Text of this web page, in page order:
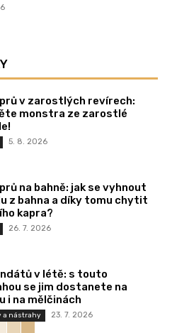
v zarostlých revírech:
monstra ze zarostlé
5. 8. 2026
na bahně: jak se vyhnout
z bahna a díky tomu chytit
kapra?
26. 7. 2026
v létě: s touto
se jim dostanete na
i na mělčinách
a nástrahy 23. 7. 2026